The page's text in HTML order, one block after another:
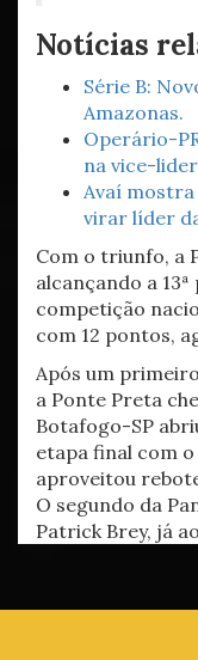
Notícias
Série B:
Amazonas.
Operário-
na vice-
Avaí
virar líder
Com o triunfo, a
alcançando a
competição
com 12 pontos,
Após um
a Ponte Preta
Botafogo-SP
etapa final com
aproveitou
O segundo da
Patrick Brey, já